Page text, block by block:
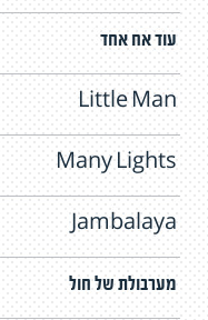
עוד אח אחד
Little Man
Many Lights
Jambalaya
מערבולת של חול